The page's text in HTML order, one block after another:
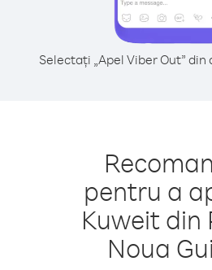
Selectați „Apel Viber Out”
pentru a
Kuweit din
Noua